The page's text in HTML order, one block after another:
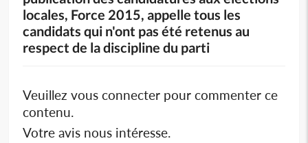
locales, Force 2015, appelle tous les
candidats qui n'ont pas été retenus au
respect de la discipline du parti
Veuillez vous connecter pour commenter ce
contenu.
Votre avis nous intéresse.